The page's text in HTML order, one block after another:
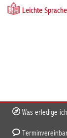
Leichte Sprache
Was erledige